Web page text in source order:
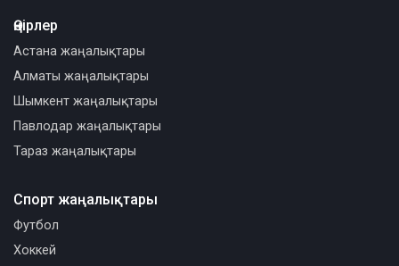
Өңірлер
Астана жаңалықтары
Алматы жаңалықтары
Шымкент жаңалықтары
Павлодар жаңалықтары
Тараз жаңалықтары
Спорт жаңалықтары
Футбол
Хоккей